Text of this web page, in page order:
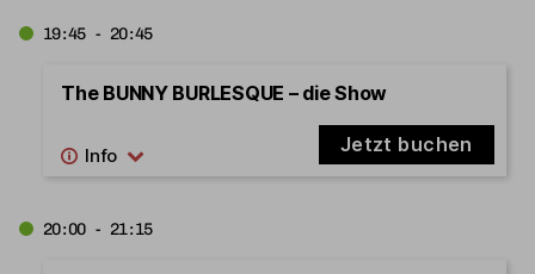
19:45 - 20:45
The BUNNY BURLESQUE – die Show
Jetzt buchen
20:00 - 21:15